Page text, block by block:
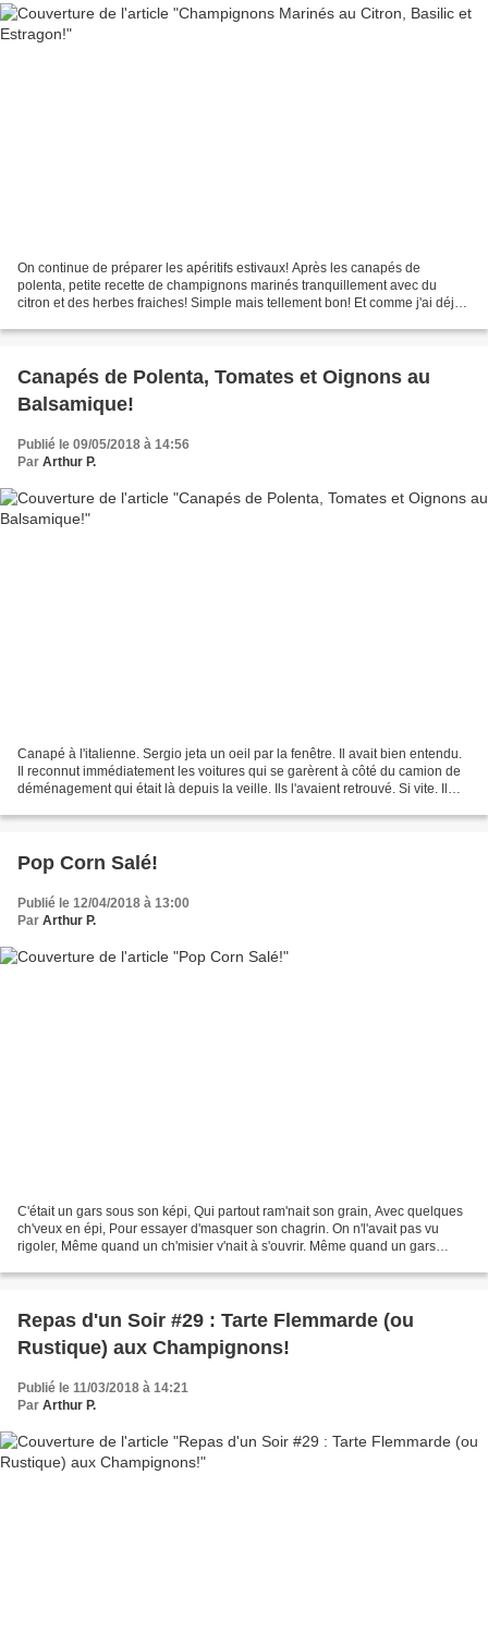
On continue de préparer les apéritifs estivaux! Après les canapés de
polenta, petite recette de champignons marinés tranquillement avec du
citron et des herbes fraiches! Simple mais tellement bon! Et comme j'ai déjà
Canapés de Polenta, Tomates et Oignons au
Balsamique!
Publié le 09/05/2018 à 14:56
Par Arthur P.
Canapé à l'italienne. Sergio jeta un oeil par la fenêtre. Il avait bien entendu.
Il reconnut immédiatement les voitures qui se garèrent à côté du camion de
déménagement qui était là depuis la veille. Ils l'avaient retrouvé. Si vite. Il
Pop Corn Salé!
Publié le 12/04/2018 à 13:00
Par Arthur P.
C'était un gars sous son képi, Qui partout ram'nait son grain, Avec quelques
ch'veux en épi, Pour essayer d'masquer son chagrin. On n'l'avait pas vu
rigoler, Même quand un ch'misier v'nait à s'ouvrir. Même quand un gars
Repas d'un Soir #29 : Tarte Flemmarde (ou
Rustique) aux Champignons!
Publié le 11/03/2018 à 14:21
Par Arthur P.